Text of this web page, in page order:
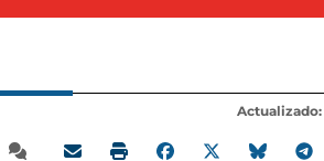
Actualizado: